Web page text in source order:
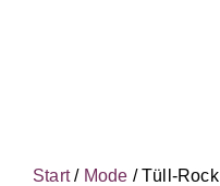
Start/ Mode / Tüll-Rock